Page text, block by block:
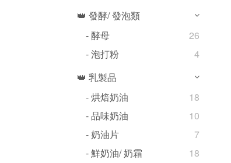
👑 發酵/ 發泡類
- 酵母
26
- 泡打粉
4
👑 乳製品
- 烘焙奶油
18
- 品味奶油
10
- 奶油片
7
- 鮮奶油/ 奶霜
18